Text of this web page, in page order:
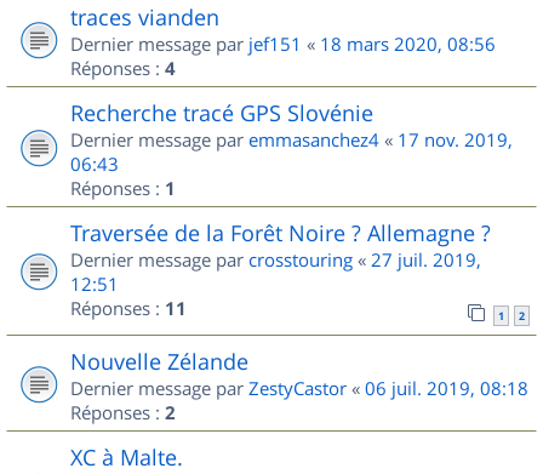
traces vianden
Dernier message par jef151 « 18 mars 2020, 08:56
Réponses : 4
Recherche tracé GPS Slovénie
Dernier message par emmasanchez4 « 17 nov. 2019,
06:43
Réponses : 1
Traversée de la Forêt Noire ? Allemagne ?
Dernier message par crosstouring « 27 juil. 2019,
12:51
Réponses : 11 1 2
Nouvelle Zélande
Dernier message par ZestyCastor « 06 juil. 2019, 08:18
Réponses : 2
XC à Malte.